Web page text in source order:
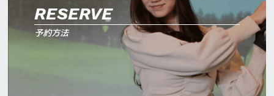
RESERVE
予約方法